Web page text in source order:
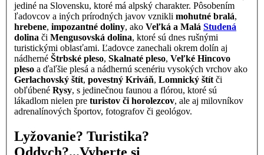
jediné na Slovensku, ktoré má alpský charakter. Pôsobením
ľadovcov a iných prírodných javov vznikli mohutné bralá,
hrebene, impozantné doliny, ako Veľká a Malá Studená
dolina či Mengusovská dolina, ktoré sú dnes rušnými
turistickými oblasťami. Ľadovce zanechali okrem dolín aj
nádherné Štrbské pleso, Skalnaté pleso, Veľké Hincovo
pleso a ďaľšie plesá a nádhernú scenériu vysokých vrchov ako
Gerlachovský štít, povestný Kriváň, Lomnický štít či
obľúbené Rysy, s jedinečnou faunou a flórou, ktoré sú
lákadlom nielen pre turistov či horolezcov, ale aj milovníkov
adrenalínových športov, fotografov či geológov.
Lyžovanie? Turistika?
Oddych?...Vyberte si